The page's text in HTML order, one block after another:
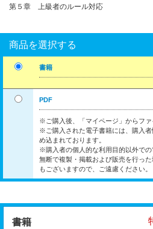
第５章 上級者のルール対応
商品を選択する
書籍
PDF
※ご購入後、「マイページ」からファ
※ご購入された電子書籍には、購入
め込まれております。
※購入者の個人的な利用目的以外での
無断で複製・掲載および販売を行っ
もございますので、ご遠慮ください。
書籍